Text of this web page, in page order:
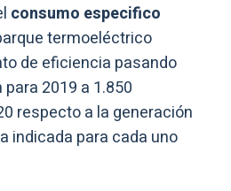
consumo especifico
termoeléctrico
de eficiencia pasando
2019 a 1.850
respecto a la generación
indicada para cada uno